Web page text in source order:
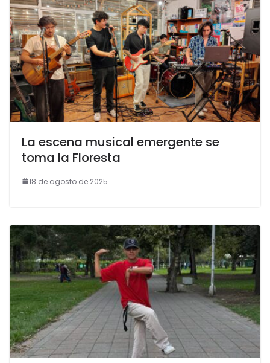
La escena musical emergente se
toma la Floresta
18 de agosto de 2025